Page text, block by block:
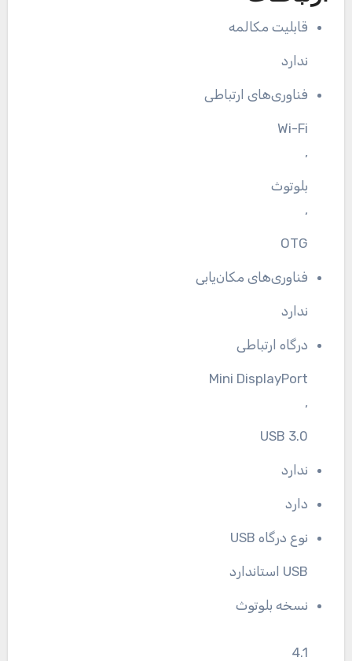
قابلیت مکالمه
ندارد
فناوری‌های ارتباطی
Wi-Fi
,
بلوتوث
,
OTG
فناوری‌های مکان‌یابی
ندارد
درگاه ارتباطی
Mini DisplayPort
,
USB 3.0
ندارد
دارد
نوع درگاه USB
USB استاندارد
نسخه بلوتوث
4.1